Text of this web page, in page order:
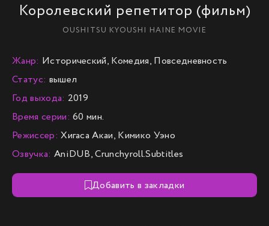
Королевский репетитор (фильм)
OUSHITSU KYOUSHI HAINE MOVIE
Жанр: Исторический, Комедия, Повседневность
Статус: вышел
Год выхода: 2019
Время серии: 60 мин.
Режиссер: Хигаса Акаи, Кимико Уэно
Озвучка: AniDUB, Crunchyroll.Subtitles
Добавить в закладки